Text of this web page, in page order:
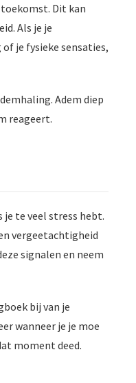
Dit kan
Als je je
je fysieke sensaties,
Adem diep
reageert.
je te veel stress hebt.
vergeetachtigheid
signalen en neem
bij van je
wanneer je je moe
moment deed.